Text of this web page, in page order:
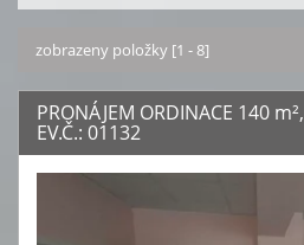
zobrazeny položky [1 - 8]
PRONÁJEM ORDINACE 140 m²
EV.Č.: 01132